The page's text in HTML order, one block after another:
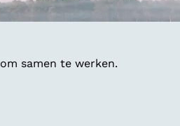
samen te werken.